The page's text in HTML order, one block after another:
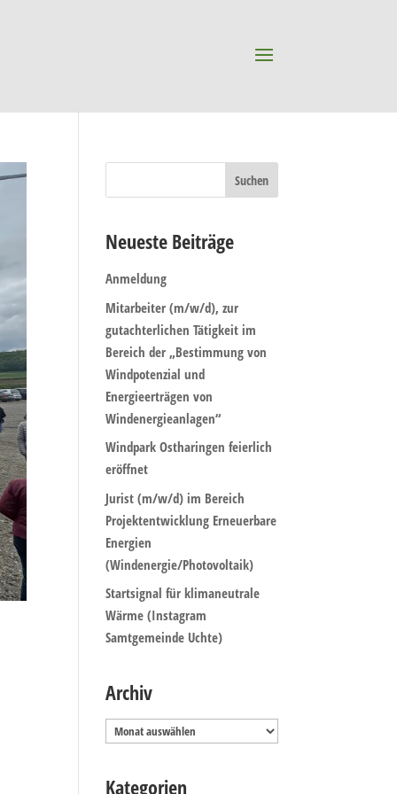
Neueste Beiträge
Anmeldung
Mitarbeiter (m/w/d), zur
gutachterlichen Tätigkeit im
Bereich der „Bestimmung von
Windpotenzial und
Energieerträgen von
Windenergieanlagen“
Windpark Ostharingen feierlich
eröffnet
Jurist (m/w/d) im Bereich
Projektentwicklung Erneuerbare
Energien
(Windenergie/Photovoltaik)
Startsignal für klimaneutrale
Wärme (Instagram
Samtgemeinde Uchte)
Archiv
Archiv
Kategorien